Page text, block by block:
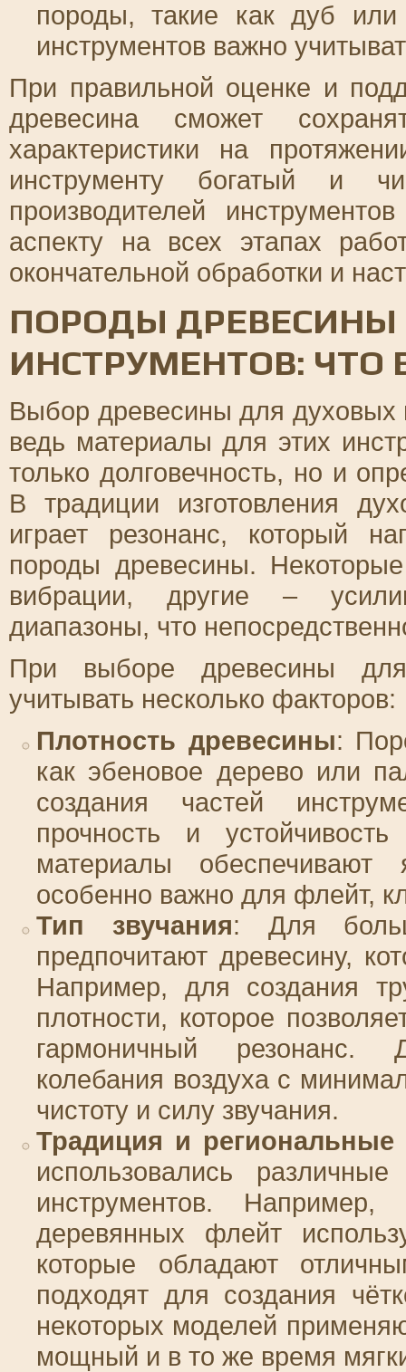
породы, такие как дуб
инструментов важно
При правильной оценке и
древесина сможет
характеристики на
инструменту богатый и
производителей
аспекту на всех этапах
окончательной обработки и
ПОРОДЫ
ИНСТРУМЕНТОВ:
Выбор древесины для духовых
ведь материалы для этих
только долговечность, но и
В традиции изготовления
играет резонанс, который
породы древесины.
вибрации, другие –
диапазоны, что
При выборе древесины
учитывать несколько факторов:
Плотность древесины:
как эбеновое дерево или
создания частей
прочность и
материалы
особенно важно для флейт,
Тип звучания: Для
предпочитают древесину,
Например, для создания
плотности, которое
гармоничный резонанс.
колебания воздуха с
чистоту и силу звучания.
Традиция и региональные
использовались
инструментов. Например,
деревянных флейт
которые обладают
подходят для создания
некоторых моделей
мощный и в то же время